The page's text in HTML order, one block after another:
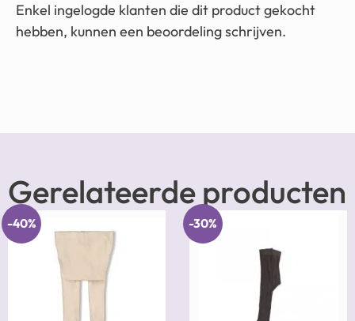
Enkel ingelogde klanten die dit product gekocht
hebben, kunnen een beoordeling schrijven.
Gerelateerde producten
-40% -30%